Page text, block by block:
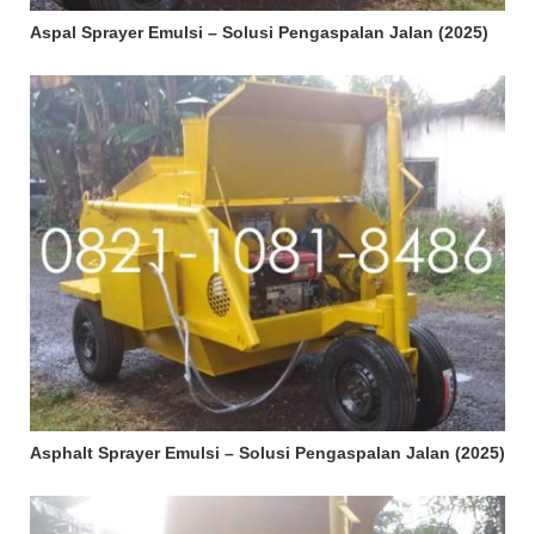
Aspal Sprayer Emulsi – Solusi Pengaspalan Jalan (2025)
Asphalt Sprayer Emulsi – Solusi Pengaspalan Jalan (2025)